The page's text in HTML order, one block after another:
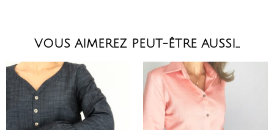
VOUS AIMEREZ PEUT-ÊTRE AUSSI…